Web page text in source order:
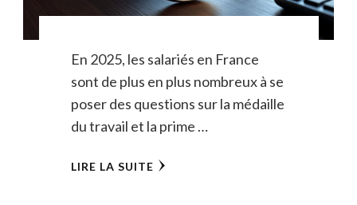
En 2025, les salariés en France
sont de plus en plus nombreux à se
poser des questions sur la médaille
du travail et la prime …
LIRE LA SUITE